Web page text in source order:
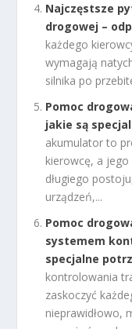
Najczęstsze
drogowej –
każdego
wymagają
silnika po
Pomoc
jakie są
akumulator to
kierowcę, a
długiego
urządzeń,...
Pomoc
systemem
specjalne
kontrolowania
zaskoczyć
nieprawidłowo,